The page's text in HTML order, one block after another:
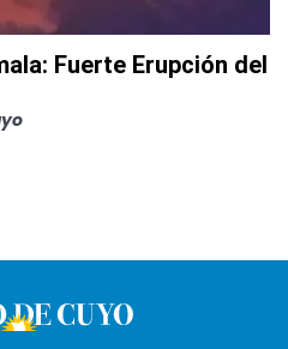
Fuerte Erupción del